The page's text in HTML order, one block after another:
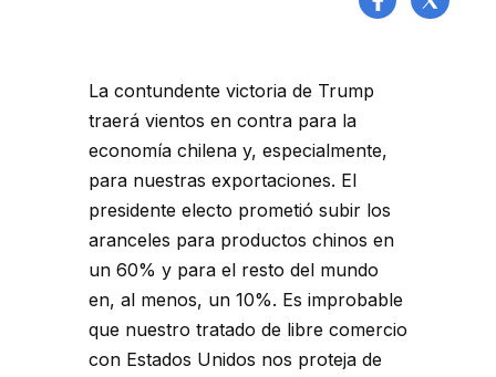
La contundente victoria de Trump
traerá vientos en contra para la
economía chilena y, especialmente,
para nuestras exportaciones. El
presidente electo prometió subir los
aranceles para productos chinos en
un 60% y para el resto del mundo
en, al menos, un 10%. Es improbable
que nuestro tratado de libre comercio
con Estados Unidos nos proteja de